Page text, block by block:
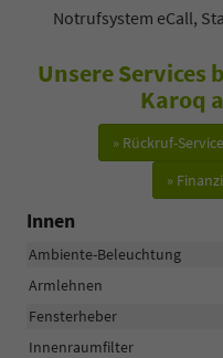
Notrufsystem eCall,
Unsere Services
Karoq
» Rückruf-Service
»
Innen
Ambiente-Beleuchtung
Armlehnen
Fensterheber
Innenraumfilter